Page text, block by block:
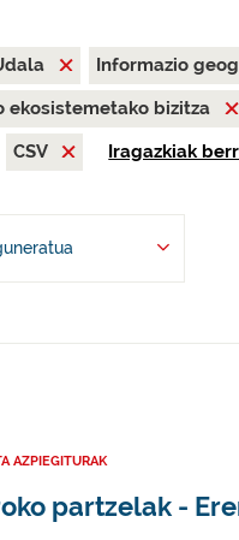
Informazio
ekosistemetako bizitza
CSV Iragazkiak
AZPIEGITURAK
partzelak -